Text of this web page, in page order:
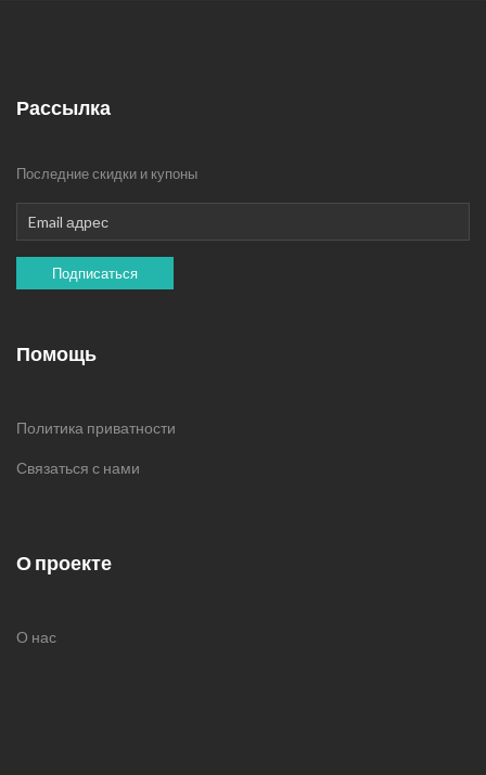
Рассылка
Последние скидки и купоны
Подписаться
Помощь
Политика приватности
Связаться с нами
О проекте
О нас